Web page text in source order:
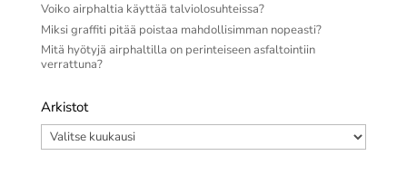
Voiko airphaltia käyttää talviolosuhteissa?
Miksi graffiti pitää poistaa mahdollisimman nopeasti?
Mitä hyötyjä airphaltilla on perinteiseen asfaltointiin
verrattuna?
Arkistot
Arkistot